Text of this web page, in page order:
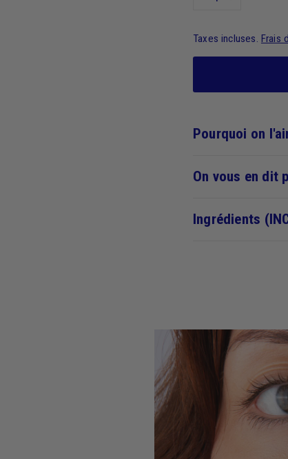
Taxes incluses. Frais
Pourquoi on
On vous en dit
Ingrédients